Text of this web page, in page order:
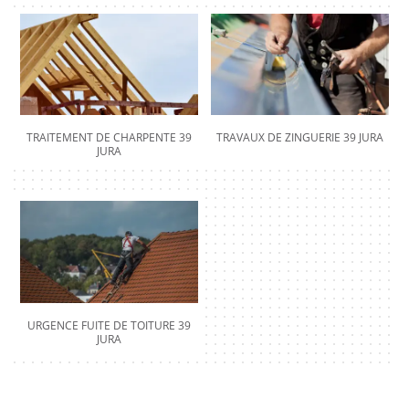
TRAITEMENT DE CHARPENTE 39
JURA
TRAVAUX DE ZINGUERIE 39 JURA
URGENCE FUITE DE TOITURE 39
JURA